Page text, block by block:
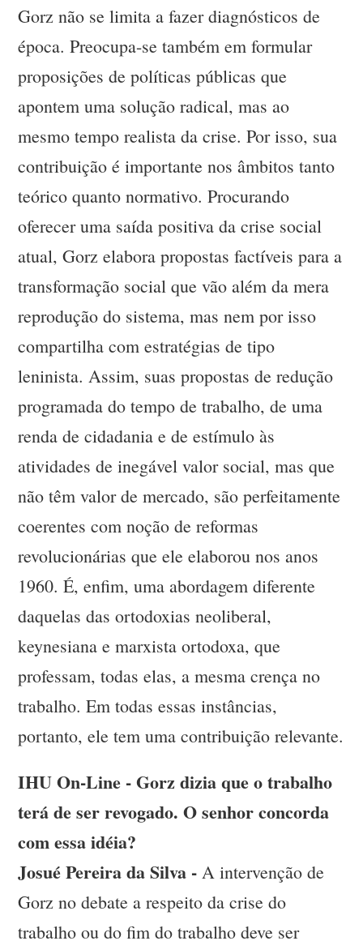
Gorz não se limita a fazer diagnósticos de
época. Preocupa-se também em formular
proposições de políticas públicas que
apontem uma solução radical, mas ao
mesmo tempo realista da crise. Por isso, sua
contribuição é importante nos âmbitos tanto
teórico quanto normativo. Procurando
oferecer uma saída positiva da crise social
atual, Gorz elabora propostas factíveis para a
transformação social que vão além da mera
reprodução do sistema, mas nem por isso
compartilha com estratégias de tipo
leninista. Assim, suas propostas de redução
programada do tempo de trabalho, de uma
renda de cidadania e de estímulo às
atividades de inegável valor social, mas que
não têm valor de mercado, são perfeitamente
coerentes com noção de reformas
revolucionárias que ele elaborou nos anos
1960. É, enfim, uma abordagem diferente
daquelas das ortodoxias neoliberal,
keynesiana e marxista ortodoxa, que
professam, todas elas, a mesma crença no
trabalho. Em todas essas instâncias,
portanto, ele tem uma contribuição relevante.
IHU On-Line - Gorz dizia que o trabalho
terá de ser revogado. O senhor concorda
com essa idéia?
Josué Pereira da Silva - A intervenção de
Gorz no debate a respeito da crise do
trabalho ou do fim do trabalho deve ser